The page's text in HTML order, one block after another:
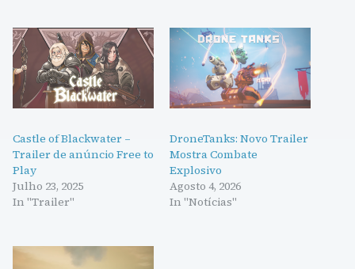
Castle of Blackwater –
Trailer de anúncio Free to
Play
Julho 23, 2025
In "Trailer"
DroneTanks: Novo Trailer
Mostra Combate
Explosivo
Agosto 4, 2026
In "Notícias"